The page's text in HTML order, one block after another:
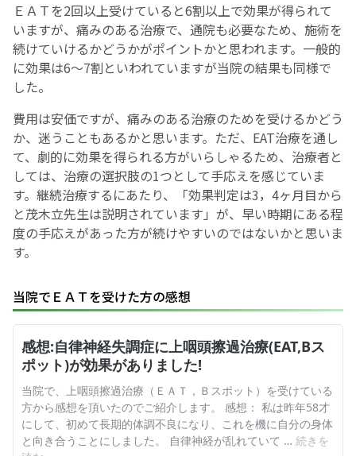
ＥＡＴを2回以上受けていると6割以上で効果が得られて
いますが、痛みのある治療で、通院も必要なため、施術を
続けていけるかどうかがポイントかと思われます。一般的
に効果は6～7割といわれていますが当院の結果も同様で
した。
費用は安価ですが、痛みのある治療のためを受けるかどう
か、迷うこともあるかと思います。ただ、EAT治療を通し
て、劇的に効果を得られる方がいらしゃるため、治療者と
しては、治療の選択肢の1つとして手応えを感じていま
す。継続治療するにあたり、「効果判定は3，4ヶ月目から
と茂木立先生は説明されています」が、早い時期にある程
度の手応えがあった方が続けやすいのではないかと思いま
す。
当院でＥＡＴを受けた方の感想